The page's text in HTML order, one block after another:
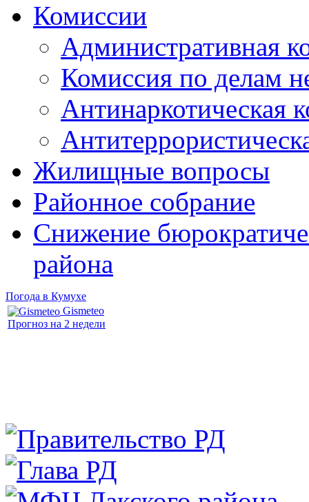
Комиссии
Административная
Комиссия по делам
Антинаркотическая
Жилищные вопросы
Районное собрание
Снижение
района
Погода в Кумухе
Gismeteo
Прогноз на 2 недели